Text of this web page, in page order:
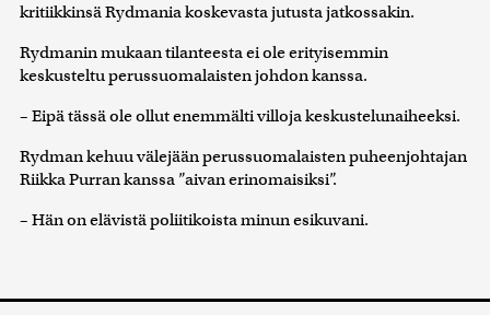
kritiikkinsä Rydmania koskevasta jutusta jatkossakin.
Rydmanin mukaan tilanteesta ei ole erityisemmin
keskusteltu perussuomalaisten johdon kanssa.
– Eipä tässä ole ollut enemmälti villoja keskustelunaiheeksi.
Rydman kehuu välejään perussuomalaisten puheenjohtajan
Riikka Purran kanssa ”aivan erinomaisiksi”.
– Hän on elävistä poliitikoista minun esikuvani.